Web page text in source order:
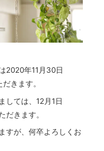
2020年11月30日
きます。
しては、12月1日
だきます。
すが、何卒よろしくお